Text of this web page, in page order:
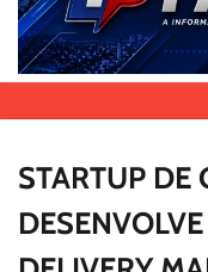
STARTUP DE